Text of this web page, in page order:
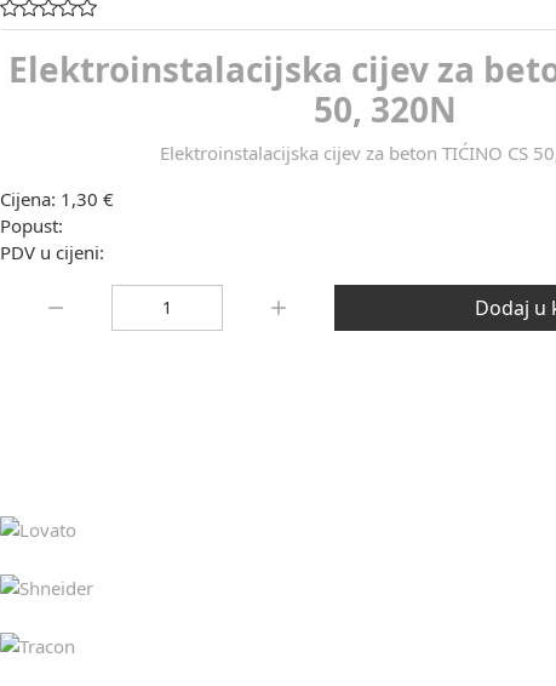
Elektroinstalacijska cijev za
50, 320N
Elektroinstalacijska cijev za beton TIĆINO CS
Cijena: 1,30 €
Popust:
PDV u cijeni:
Dodaj u